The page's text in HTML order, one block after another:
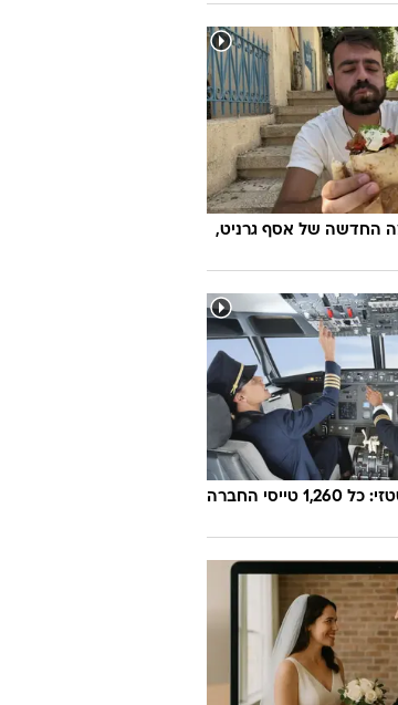
החדשה של אסף גרניט,
הטייס שהבריח אקסטזי: כל 1,260 טייסי החברה